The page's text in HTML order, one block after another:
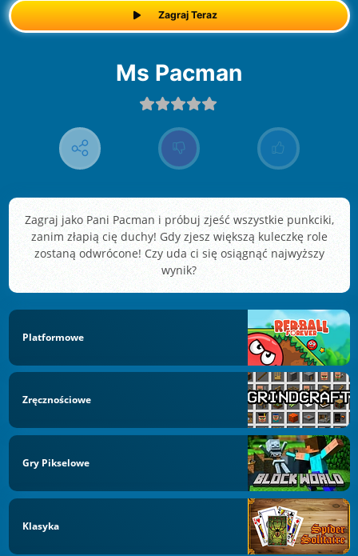
Zagraj Teraz
Ms Pacman
Zagraj jako Pani Pacman i próbuj zjeść wszystkie punkciki,
zanim złapią cię duchy! Gdy zjesz większą kuleczkę role
zostaną odwrócone! Czy uda ci się osiągnąć najwyższy
wynik?
Platformowe
Zręcznościowe
Gry Pikselowe
Klasyka